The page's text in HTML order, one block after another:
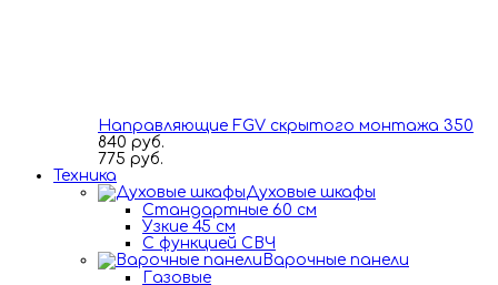
Направляющие FGV скрытого монтажа 350
840 руб.
775 руб.
Техника
Духовые шкафы
Стандартные 60 см
Узкие 45 см
С функцией СВЧ
Варочные панели
Газовые